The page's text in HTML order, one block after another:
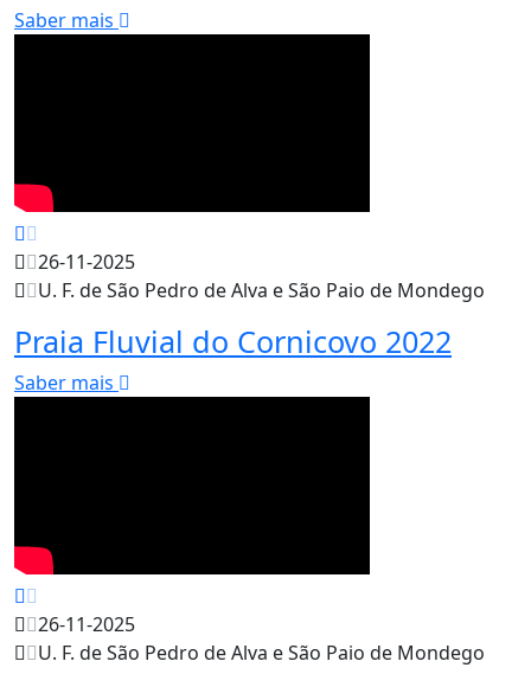
Saber mais
26-11-2025
U. F. de São Pedro de Alva e São Paio de Mondego
Praia Fluvial do Cornicovo 2022
Saber mais
26-11-2025
U. F. de São Pedro de Alva e São Paio de Mondego